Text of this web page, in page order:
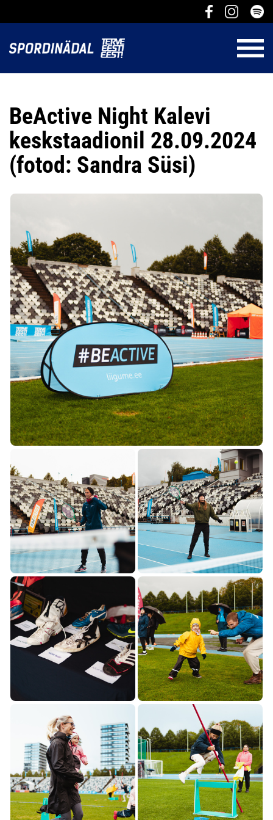
BeActive Night Kalevi
keskstaadionil 28.09.2024
(fotod: Sandra Süsi)